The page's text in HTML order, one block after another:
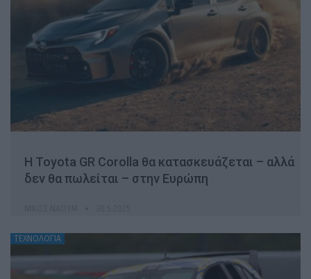
Η Toyota GR Corolla θα κατασκευάζεται – αλλά
δεν θα πωλείται – στην Ευρώπη
ΤΕΧΝΟΛΟΓΙΑ